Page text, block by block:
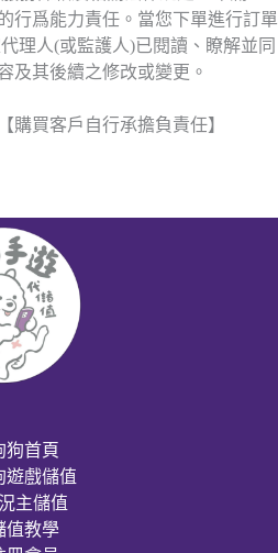
行爲能力責任。當您下單進行訂單
理人(或監護人)已閱讀、瞭解並同
及其後續之修改或變更。
購買客戶自行承擔負責任】
狗首頁
遊戲儲值
主儲值
值教學